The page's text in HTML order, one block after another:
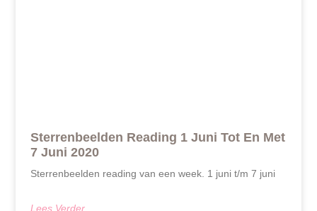
Sterrenbeelden Reading 1 Juni Tot En Met
7 Juni 2020
Sterrenbeelden reading van een week. 1 juni t/m 7 juni
Lees Verder